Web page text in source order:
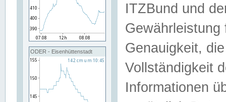
ODER - Eisenhüttenstadt
ITZBund und
Genauigkeit,
Vollständigkeit
Informationen